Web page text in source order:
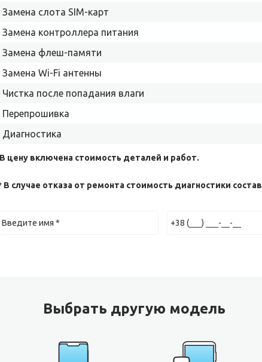
Замена слота SIM-карт
Замена контроллера питания
Замена флеш-памяти
Замена Wi-Fi антенны
Чистка после попадания влаги
Перепрошивка
Диагностика
цену включена стоимость деталей и работ.
В случае отказа от ремонта стоимость диагностики
Выбрать другую модель